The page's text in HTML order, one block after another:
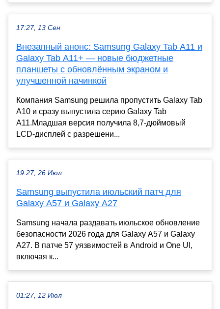
17:27, 13 Сен
Внезапный анонс: Samsung Galaxy Tab A11 и
Galaxy Tab A11+ — новые бюджетные
планшеты с обновлённым экраном и
улучшенной начинкой
Компания Samsung решила пропустить Galaxy Tab
A10 и сразу выпустила серию Galaxy Tab
A11.Младшая версия получила 8,7-дюймовый
LCD-дисплей с разрешени...
19:27, 26 Июл
Samsung выпустила июльский патч для
Galaxy A57 и Galaxy A27
Samsung начала раздавать июльское обновление
безопасности 2026 года для Galaxy A57 и Galaxy
A27. В патче 57 уязвимостей в Android и One UI,
включая к...
01:27, 12 Июл